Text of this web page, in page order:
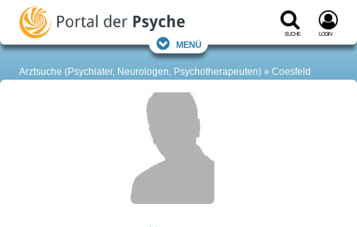
Suche Login
Menü
Arztsuche (Psychiater, Neurologen, Psychotherapeuten) Coesfeld